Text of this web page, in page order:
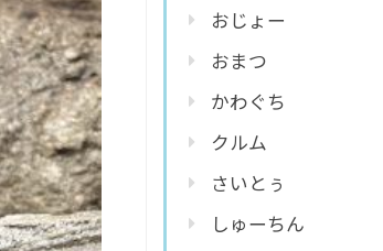
おじょー
おまつ
かわぐち
クルム
さいとぅ
しゅーちん